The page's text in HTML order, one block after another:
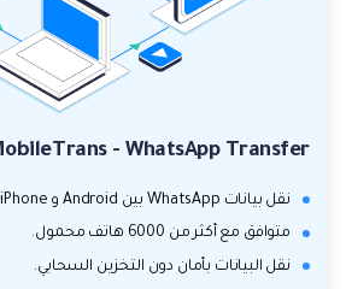
- WhatsApp Transfer
نقل بيانات WhatsApp بين Android و iPhone بنقرات قليلة.
متوافق مع أكثر من 6000 هاتف محمول.
نقل البيانات بأمان دون التخزين السحابي.